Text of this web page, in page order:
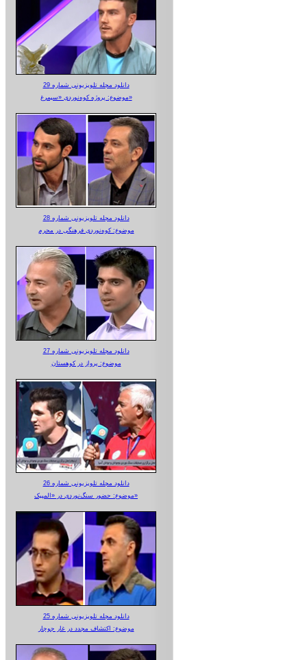
دانلود مجله تلویزیونی شماره 29
موضوع: پروژه کوه‌نوردی «سیمرغ»
دانلود مجله تلویزیونی شماره 28
موضوع: کوه‌نوردی فرهنگی در محرم
دانلود مجله تلویزیونی شماره 27
موضوع: پرواز در کوهستان
دانلود مجله تلویزیونی شماره 26
موضوع: حضور سنگ‌نوردی در «المپیک»
دانلود مجله تلویزیونی شماره 25
موضوع: اکتشاف مجدد در غار جوجار